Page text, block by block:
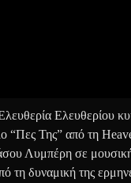
Ελευθερίου
“Πες Της” από τη
Λυμπέρη σε
τη δυναμική της